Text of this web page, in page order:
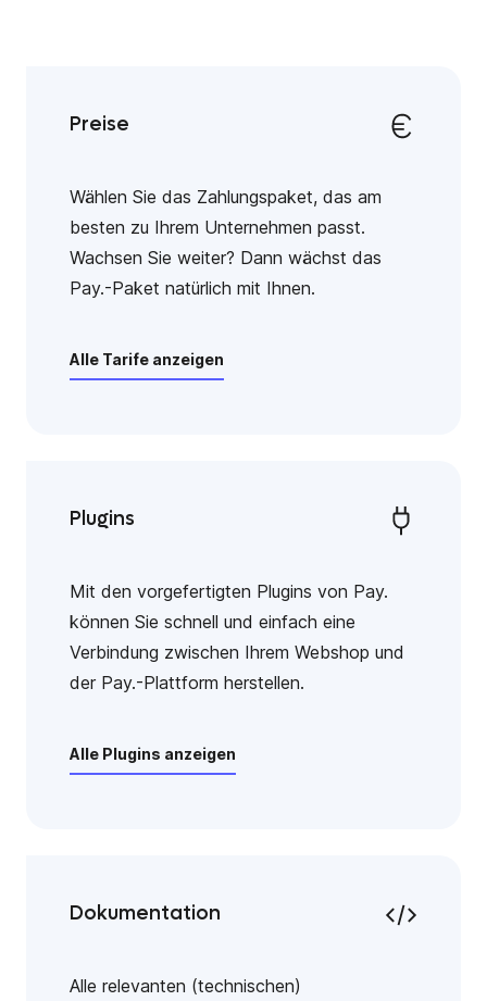
Preise
Wählen Sie das Zahlungspaket, das am
besten zu Ihrem Unternehmen passt.
Wachsen Sie weiter? Dann wächst das
Pay.-Paket natürlich mit Ihnen.
Alle Tarife anzeigen
Plugins
Mit den vorgefertigten Plugins von Pay.
können Sie schnell und einfach eine
Verbindung zwischen Ihrem Webshop und
der Pay.-Plattform herstellen.
Alle Plugins anzeigen
Dokumentation
Alle relevanten (technischen)